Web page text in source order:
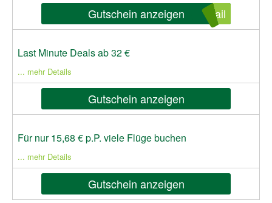
Gutschein anzeigen ail
Last Minute Deals ab 32 €
... mehr Details
Gutschein anzeigen
Für nur 15,68 € p.P. viele Flüge buchen
... mehr Details
Gutschein anzeigen